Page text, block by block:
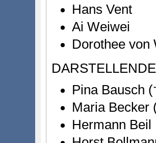
Hans Vent
Ai Weiwei
Dorothee von
Pina Bausch
Maria Becker
Hermann Beil